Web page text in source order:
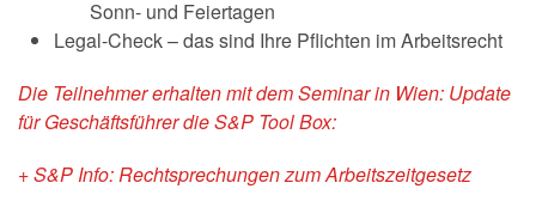
Sonn- und Feiertagen
Legal-Check – das sind Ihre Pflichten im Arbeitsrecht
Die Teilnehmer erhalten mit dem Seminar in Wien: Update
für Geschäftsführer die S&P Tool Box:
+ S&P Info: Rechtsprechungen zum Arbeitszeitgesetz